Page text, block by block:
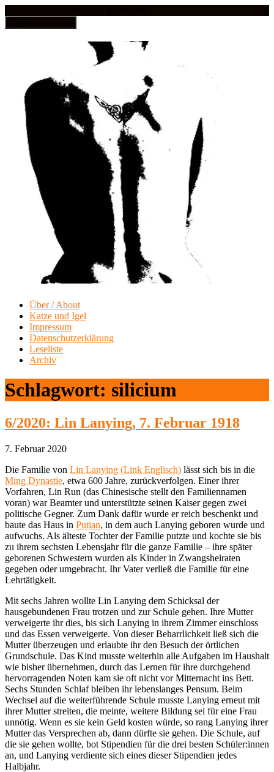
Über / About
Katze und Igel
Impressum
Datenschutzerklärung
Leseliste
Archiv
Schlagwort: silicium
6/2020: Lin Lanying, 7. Februar 1918
7. Februar 2020
Die Familie von Lin Lanying (Link Englisch) lässt sich bis in die
Ming Dynastie, etwa 600 Jahre, zurückverfolgen. Einer ihrer
Vorfahren, Lin Run (das Chinesische stellt den Familiennamen
voran) war Beamter und unterstützte seinen Kaiser gegen zwei
politische Gegner. Zum Dank dafür wurde er reich beschenkt und
baute das Haus in Putian, in dem auch Lanying geboren wurde und
aufwuchs. Als älteste Tochter der Familie putzte und kochte sie bis
zu ihrem sechsten Lebensjahr für die ganze Familie – ihre später
geborenen Schwestern wurden als Kinder in Zwangsheiraten
gegeben oder umgebracht. Ihr Vater verließ die Familie für eine
Lehrtätigkeit.
Mit sechs Jahren wollte Lin Lanying dem Schicksal der
hausgebundenen Frau trotzen und zur Schule gehen. Ihre Mutter
verweigerte ihr dies, bis sich Lanying in ihrem Zimmer einschloss
und das Essen verweigerte. Von dieser Beharrlichkeit ließ sich die
Mutter überzeugen und erlaubte ihr den Besuch der örtlichen
Grundschule. Das Kind musste weiterhin alle Aufgaben im Haushalt
wie bisher übernehmen, durch das Lernen für ihre durchgehend
hervorragenden Noten kam sie oft nicht vor Mitternacht ins Bett.
Sechs Stunden Schlaf bleiben ihr lebenslanges Pensum. Beim
Wechsel auf die weiterführende Schule musste Lanying erneut mit
ihrer Mutter streiten, die meinte, weitere Bildung sei für eine Frau
unnötig. Wenn es sie kein Geld kosten würde, so rang Lanying ihrer
Mutter das Versprechen ab, dann dürfte sie gehen. Die Schule, auf
die sie gehen wollte, bot Stipendien für die drei besten Schüler:innen
an, und Lanying verdiente sich eines dieser Stipendien jedes
Halbjahr.